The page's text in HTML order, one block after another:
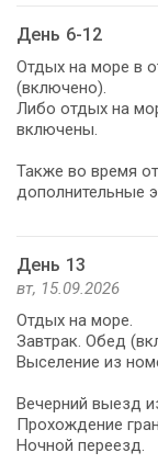
День 6-12
Отдых на море в
(включено).
Либо отдых на
включены.
Также во время
дополнительные
День 13
вт, 15.09.2026
Отдых на море.
Завтрак. Обед
Выселение из
Вечерний выезд
Прохождение
Ночной переезд.